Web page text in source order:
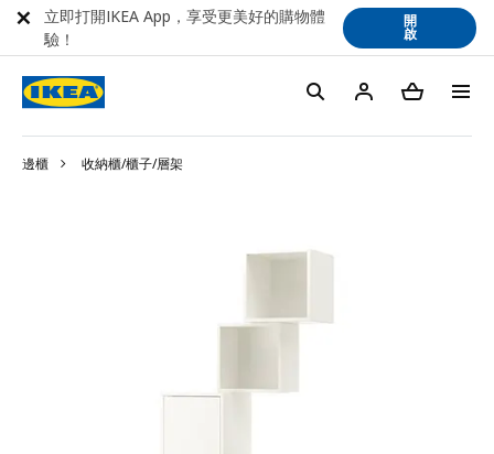
邊櫃 收納櫃/櫃子/層架
立即打開IKEA App，享受更美好的購物體
驗！
開
啟